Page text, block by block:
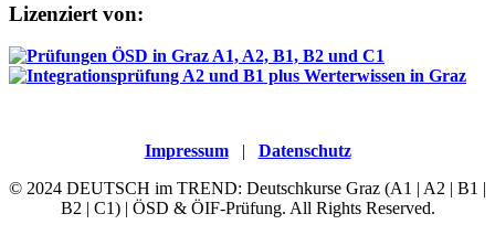
Lizenziert von:
Impressum| Datenschutz
© 2024 DEUTSCH im TREND: Deutschkurse Graz (A1 | A2 | B1 |
B2 | C1) | ÖSD & ÖIF-Prüfung. All Rights Reserved.